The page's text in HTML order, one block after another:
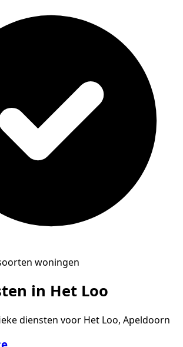
woningen
in Het Loo
diensten voor Het Loo, Apeldoorn